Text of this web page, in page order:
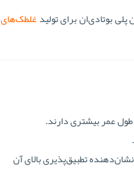
بوتادی‌ان برای تولیدغلطک‌های
تطبیق‌پذیری بالای آن